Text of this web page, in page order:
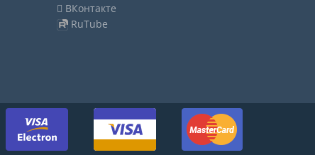
ВКонтакте
RuTube